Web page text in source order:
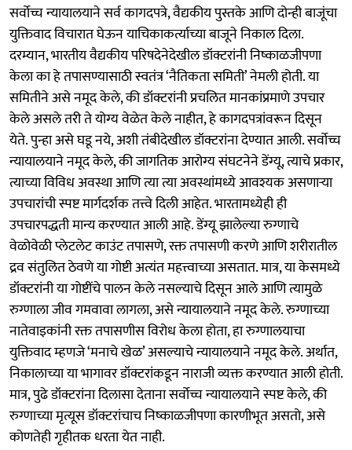
सर्वोच्च न्यायालयाने सर्व कागदपत्रे, वैद्यकीय पुस्तके आणि दोन्ही बाजूंचा
युक्तिवाद विचारात घेऊन याचिकाकर्त्याच्या बाजूने निकाल दिला.
दरम्यान, भारतीय वैद्यकीय परिषदेनेदेखील डॉक्टरांनी निष्काळजीपणा
केला का हे तपासण्यासाठी स्वतंत्र ‘नैतिकता समिती’ नेमली होती. या
समितीने असे नमूद केले, की डॉक्टरांनी प्रचलित मानकांप्रमाणे उपचार
केले असले तरी ते योग्य वेळेत केले नाहीत, हे कागदपत्रांवरून दिसून
येते. पुन्हा असे घडू नये, अशी तंबीदेखील डॉक्टरांना देण्यात आली. सर्वोच्च
न्यायालयाने नमूद केले, की जागतिक आरोग्य संघटनेने डेंग्यू, त्याचे प्रकार,
त्याच्या विविध अवस्था आणि त्या त्या अवस्थांमध्ये आवश्यक असणाऱ्या
उपचारांची स्पष्ट मार्गदर्शक तत्त्वे दिली आहेत. भारतामध्येही ही
उपचारपद्धती मान्य करण्यात आली आहे. डेंग्यू झालेल्या रुग्णाचे
वेळोवेळी प्लेटलेट काउंट तपासणे, रक्त तपासणी करणे आणि शरीरातील
द्रव संतुलित ठेवणे या गोष्टी अत्यंत महत्त्वाच्या असतात. मात्र, या केसमध्ये
डॉक्टरांनी या गोष्टींचे पालन केले नसल्याचे दिसून आले आणि त्यामुळे
रुग्णाला जीव गमवावा लागला, असे न्यायालयाने नमूद केले. रुग्णाच्या
नातेवाइकांनी रक्त तपासणीस विरोध केला होता, हा रुग्णालयाचा
युक्तिवाद म्हणजे ‘मनाचे खेळ’ असल्याचे न्यायालयाने नमूद केले. अर्थात,
निकालाच्या या भागावर डॉक्टरांकडून नाराजी व्यक्त करण्यात आली होती.
मात्र, पुढे डॉक्टरांना दिलासा देताना सर्वोच्च न्यायालयाने स्पष्ट केले, की
रुग्णाच्या मृत्यूस डॉक्टरांचाच निष्काळजीपणा कारणीभूत असतो, असे
कोणतेही गृहीतक धरता येत नाही.